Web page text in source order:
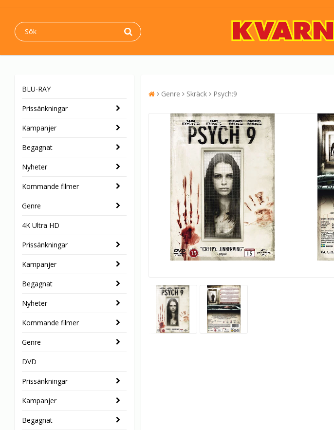
BLU-RAY
Prissänkningar
Kampanjer
Begagnat
Nyheter
Kommande filmer
Genre
4K Ultra HD
Prissänkningar
Kampanjer
Begagnat
Nyheter
Kommande filmer
Genre
DVD
Prissänkningar
Kampanjer
Begagnat
Genre Skräck Psych:9